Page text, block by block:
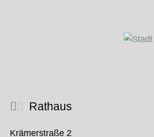
Rathaus
Krämerstraße 2